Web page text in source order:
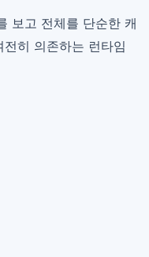
보고 전체를 단순한 캐
히 의존하는 런타임